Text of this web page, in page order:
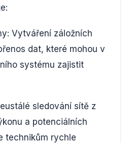
Vytváření záložních
dat, které mohou v
systému zajistit
sledování sítě z
a potenciálních
technikům rychle